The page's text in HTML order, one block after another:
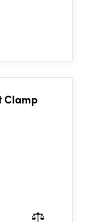
Clamp